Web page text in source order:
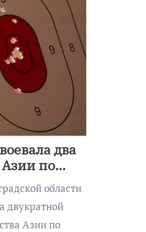
два
Азии по
области
двукратной
Азии по